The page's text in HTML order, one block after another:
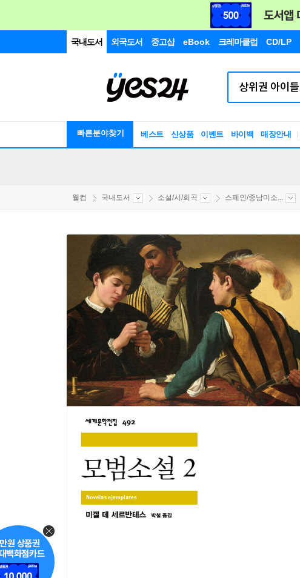
국내도서 외국도서 중고샵 eBook 크레마클럽 CD/LP
빠른분야찾기 베스트 신상품 이벤트 바이백 매장안내
웰컴 국내도서 소설/시/희곡 스페인/중남미소...